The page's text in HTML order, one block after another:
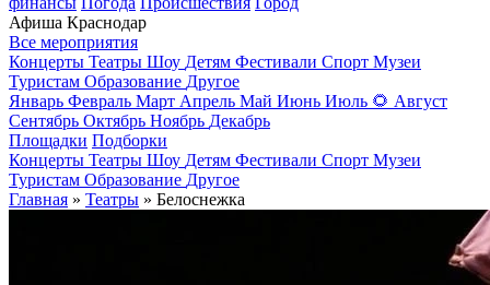
Афиша Краснодар
Все мероприятия
Концерты Театры Шоу Детям Фестивали Спорт Музеи
Туристам Образование Другое
Январь Февраль Март Апрель Май Июнь Июль 🌻 Август
Сентябрь Октябрь Ноябрь Декабрь
Площадки Подборки
Концерты Театры Шоу Детям Фестивали Спорт Музеи
Туристам Образование Другое
Главная » Театры » Белоснежка